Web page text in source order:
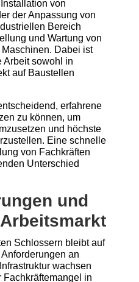
von
der Anpassung von
Bereich
und Wartung von
Dabei ist
Arbeit sowohl in
auf Baustellen
erfahrene
zu können, um
und höchste
Eine schnelle
von Fachkräften
Unterschied
und
Schlossern bleibt auf
an
wachsen
Fachkräftemangel in